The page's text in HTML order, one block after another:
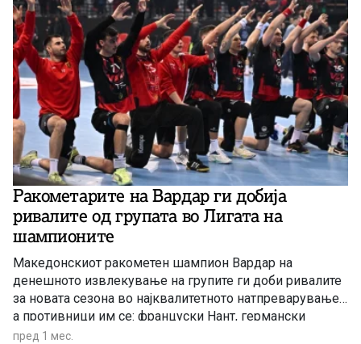
Ракометарите на Вардар ги добија
ривалите од групата во Лигата на
шампионите
Македонскиот ракометен шампион Вардар на
денешното извлекување на групите ги доби ривалите
за новата сезона во најквалитетното натпреварување,
а противници им се: француски Нант, германски
Мелсунген и полската екипа Висла
пред 1 мес.